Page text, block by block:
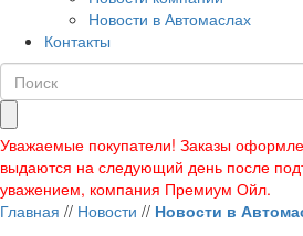
Новости в Автомаслах
Контакты
Уважаемые покупатели! Заказы
выдаются на следующий день после
уважением, компания Премиум Ойл.
Главная // Новости // Новости в